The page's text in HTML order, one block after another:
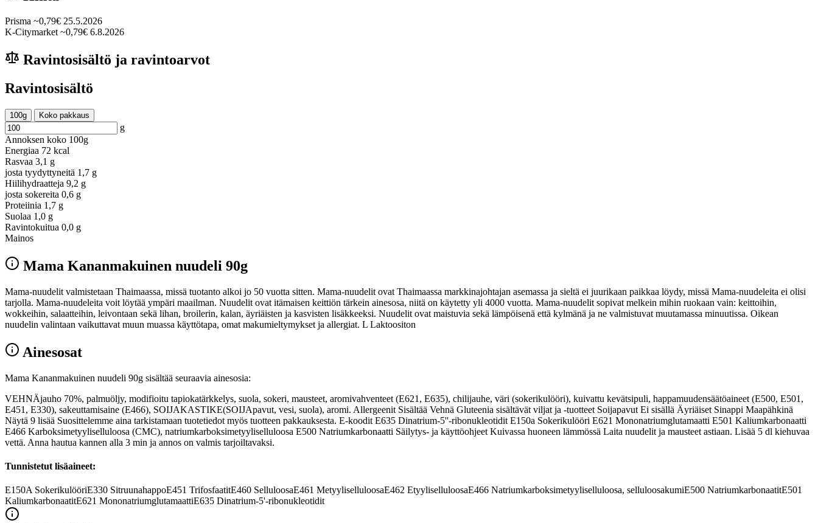
Prisma ~0,79€ 25.5.2026
K-Citymarket ~0,79€ 6.8.2026
Ravintosisältö ja ravintoarvot
Ravintosisältö
100g Koko pakkaus
g
Annoksen koko 100g
Energiaa 72 kcal
Rasvaa 3,1 g
josta tyydyttyneitä 1,7 g
Hiilihydraatteja 9,2 g
josta sokereita 0,6 g
Proteiinia 1,7 g
Suolaa 1,0 g
Ravintokuitua 0,0 g
Mainos
Mama Kananmakuinen nuudeli 90g
Mama-nuudelit valmistetaan Thaimaassa, missä tuotanto alkoi jo 50 vuotta sitten. Mama-nuudelit ovat Thaimaassa markkinajohtajan asemassa ja sieltä ei juurikaan paikkaa löydy, missä Mama-nuudeleita ei olisi
tarjolla. Mama-nuudeleita voit löytää ympäri maailman. Nuudelit ovat itämaisen keittiön tärkein ainesosa, niitä on käytetty yli 4000 vuotta. Mama-nuudelit sopivat melkein mihin ruokaan vain: keittoihin,
wokkeihin, salaatteihin, leivontaan sekä lihan, broilerin, kalan, äyriäisten ja kasvisten lisäkkeeksi. Nuudelit ovat maistuvia sekä lämpöisenä että kylmänä ja ne valmistuvat muutamassa minuutissa. Oikean
nuudelin valintaan vaikuttavat muun muassa käyttötapa, omat makumieltymykset ja allergiat. L Laktoositon
Ainesosat
Mama Kananmakuinen nuudeli 90g sisältää seuraavia ainesosia:
VEHNÄjauho 70%, palmuöljy, modifioitu tapiokatärkkelys, suola, sokeri, mausteet, aromivahventeet (E621, E635), chilijauhe, väri (sokerikulööri), kuivattu kevätsipuli, happamuudensäätöaineet (E500, E501,
E451, E330), sakeuttamisaine (E466), SOIJAKASTIKE(SOIJApavut, vesi, suola), aromi. Allergeenit Sisältää Vehnä Gluteenia sisältävät viljat ja -tuotteet Soijapavut Ei sisällä Äyriäiset Sinappi Maapähkinä
Näytä 9 lisää Suosittelemme aina tarkistamaan tuotetiedot myös tuotteen pakkauksesta. E-koodit E635 Dinatrium-5''-ribonukleotidit E150a Sokerikulööri E621 Mononatriumglutamaatti E501 Kaliumkarbonaatti
E466 Karboksimetyyliselluloosa (CMC), natriumkarboksimetyyliselluloosa E500 Natriumkarbonaatti Säilytys- ja käyttöohjeet Kuivassa huoneen lämmössä Laita nuudelit ja mausteet astiaan. Lisää 5 dl kiehuvaa
vettä. Anna hautua kannen alla 3 min ja annos on valmis tarjoiltavaksi.
Tunnistetut lisäaineet:
E150A SokerikulööriE330 SitruunahappoE451 TrifosfaatitE460 SelluloosaE461 MetyyliselluloosaE462 EtyyliselluloosaE466 Natriumkarboksimetyyliselluloosa, selluloosakumiE500 NatriumkarbonaatitE501
KaliumkarbonaatitE621 MononatriumglutamaattiE635 Dinatrium-5'-ribonukleotidit